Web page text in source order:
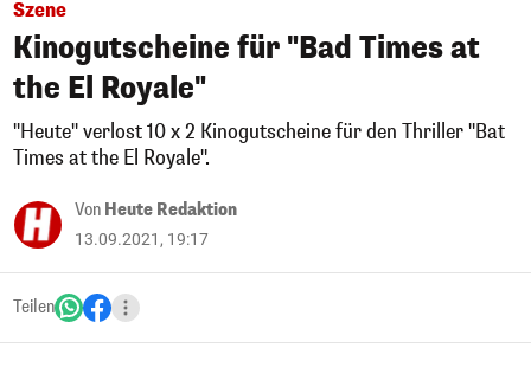
Szene
Kinogutscheine für "Bad Times at
the El Royale"
"Heute" verlost 10 x 2 Kinogutscheine für den Thriller "Bat
Times at the El Royale".
Von Heute Redaktion
13.09.2021, 19:17
Teilen